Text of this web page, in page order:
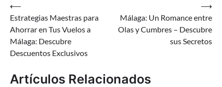
Navegación
de
entradas
⟵
Estrategias Maestras para
Ahorrar en Tus Vuelos a
Málaga: Descubre
Descuentos Exclusivos
Málaga: Un Romance entre
Olas y Cumbres – Descubre
sus Secretos
⟶
Artículos Relacionados